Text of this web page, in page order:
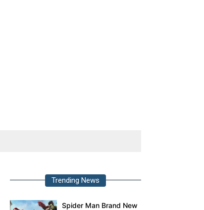
Trending News
Spider Man Brand New